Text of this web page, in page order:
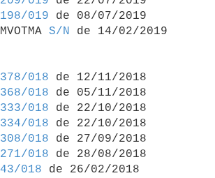
019 de 08/07/2019
S/N de 14/02/2019
018 de 12/11/2018
018 de 05/11/2018
018 de 22/10/2018
018 de 22/10/2018
018 de 27/09/2018
018 de 28/08/2018
018 de 26/02/2018